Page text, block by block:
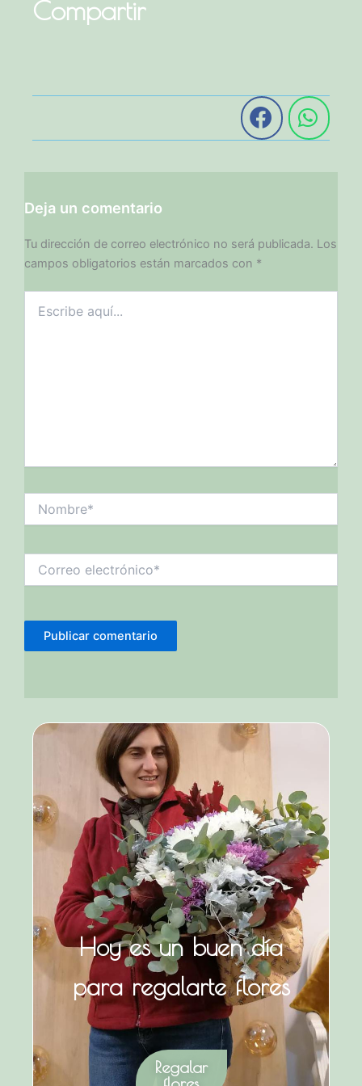
Compartir
Deja un comentario
Tu dirección de correo electrónico no será publicada. Los
campos obligatorios están marcados con *
aquí...
electrónico*
Hoy es un buen día
para regalarte flores
Regalar